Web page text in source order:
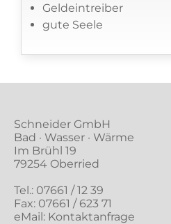
Geldeintreiber
gute Seele
Schneider GmbH
Bad · Wasser · Wärme
Im Brühl 19
79254 Oberried
Tel.: 07661 / 12 39
Fax: 07661 / 623 71
eMail: Kontaktanfrage